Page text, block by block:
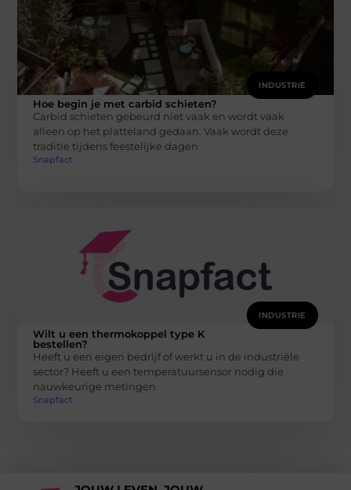
INDUSTRIE
Hoe begin je met carbid schieten?
Carbid schieten gebeurd niet vaak en wordt vaak
alleen op het platteland gedaan. Vaak wordt deze
traditie tijdens feestelijke dagen
Snapfact
INDUSTRIE
Wilt u een thermokoppel type K
bestellen?
Heeft u een eigen bedrijf of werkt u in de industriële
sector? Heeft u een temperatuursensor nodig die
nauwkeurige metingen
Snapfact